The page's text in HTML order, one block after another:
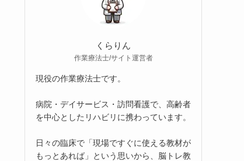
くらりん
作業療法士/サイト運営者
現役の作業療法士です。
病院・デイサービス・訪問看護で、高齢者
を中心としたリハビリに携わっています。
日々の臨床で「現場ですぐに使える教材が
もっとあれば」という思いから、脳トレ教